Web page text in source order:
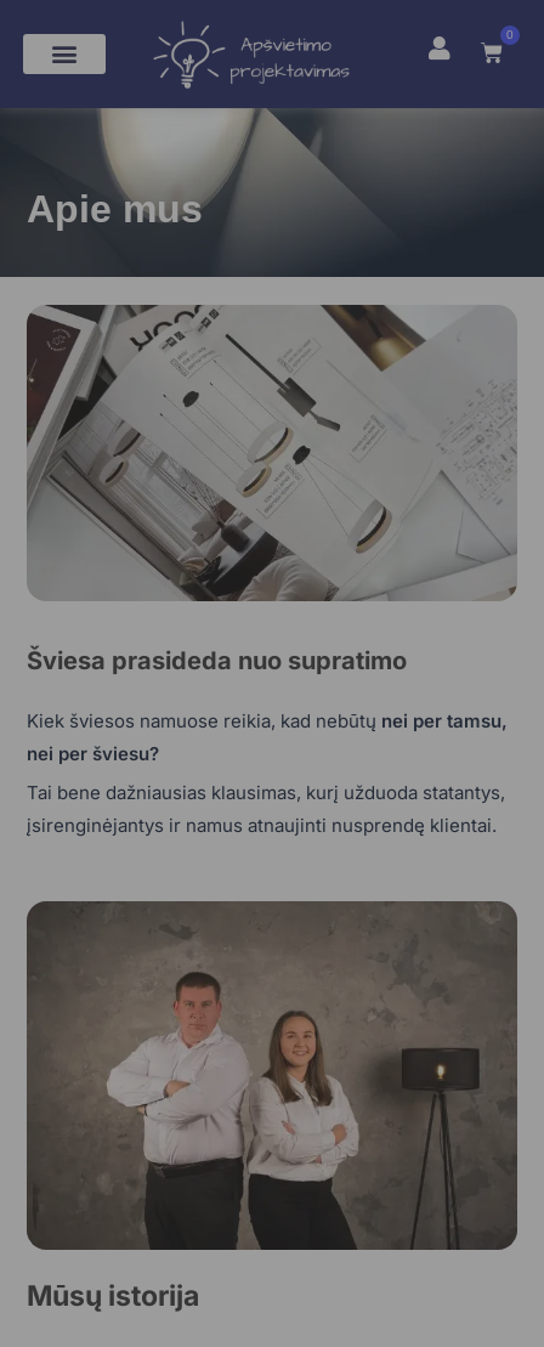
0
Apie mus​
Šviesa prasideda nuo supratimo
Kiek šviesos namuose reikia, kad nebūtų nei per tamsu,
nei per šviesu?
Tai bene dažniausias klausimas, kurį užduoda statantys,
įsirenginėjantys ir namus atnaujinti nusprendę klientai.
Mūsų istorija